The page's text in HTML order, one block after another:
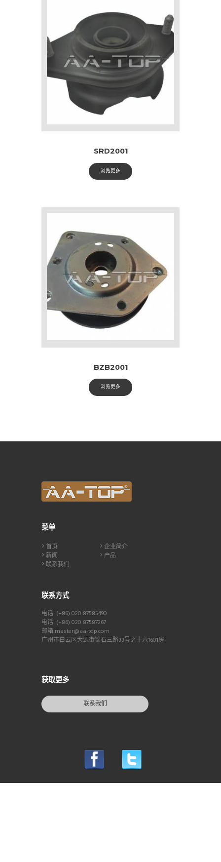
SRD2001
浏览更多
BZB2001
浏览更多
菜单
首页
企业简介
新闻
产品
联系我们
联系方式
电话: (+86) 020 87585490
电话: (+86) 020 87587267
邮箱:master@aa-top.com
广州市白云区大源街锦石三路33号之十六1601房
获取更多
联系我们